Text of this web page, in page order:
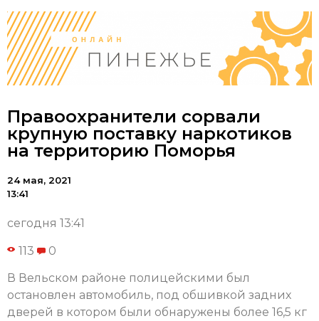
Правоохранители сорвали
крупную поставку наркотиков
на территорию Поморья
24 мая, 2021
13:41
сегодня 13:41
113 0
В Вельском районе полицейскими был
остановлен автомобиль, под обшивкой задних
дверей в котором были обнаружены более 16,5 кг